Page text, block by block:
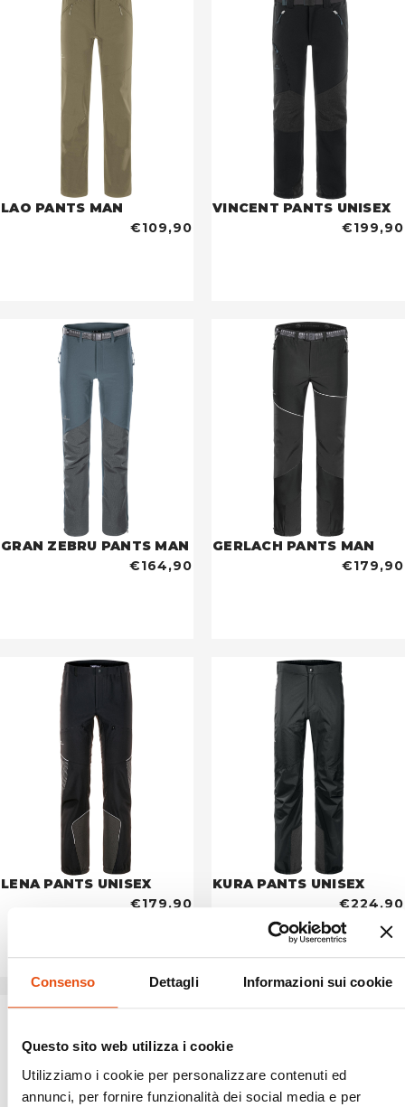
Consenso Dettagli Informazioni sui cookie
Questo sito web utilizza i cookie
Utilizziamo i cookie per personalizzare contenuti ed
annunci, per fornire funzionalità dei social media e per
LAO PANTS MAN
€109,90
VINCENT PANTS UNISEX
€199,90
GRAN ZEBRU PANTS MAN
€164,90
GERLACH PANTS MAN
€179,90
LENA PANTS UNISEX
€179,90
KURA PANTS UNISEX
€224,90